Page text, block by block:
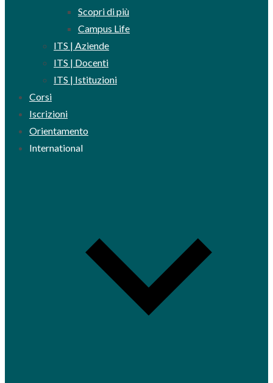
Scopri di più
Campus Life
ITS | Aziende
ITS | Docenti
ITS | Istituzioni
Corsi
Iscrizioni
Orientamento
International